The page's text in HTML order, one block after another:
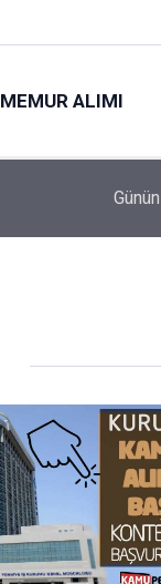
MEMUR ALIMI
PMYO 2026